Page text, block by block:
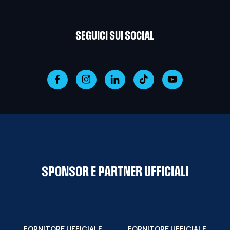
SEGUICI SUI SOCIAL
SPONSOR E PARTNER UFFICIALI